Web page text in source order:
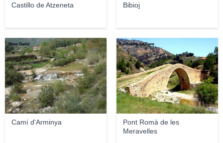
Castillo de Atzeneta Bibioj
Camí d'Arminya
Ximo Garici
Pont Romà de les
Meravelles
La Caseta del Forn